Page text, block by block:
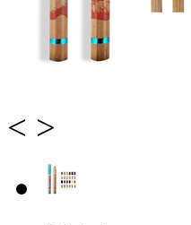
< >